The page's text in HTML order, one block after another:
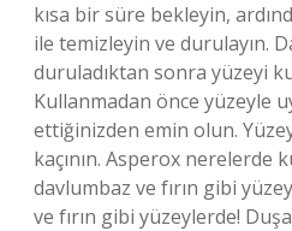
kısa bir süre bekleyin,
ile temizleyin ve durulayın.
duruladıktan sonra yüzeyi
Kullanmadan önce yüzeyle
ettiğinizden emin olun.
kaçının. Asperox nerelerde
davlumbaz ve fırın gibi
ve fırın gibi yüzeylerde!